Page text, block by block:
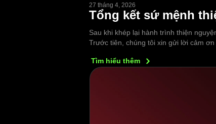
27 tháng 4, 2026
Tổng kết sứ mệnh
Sau khi khép lại hành trình thiện
Trước tiên, chúng tôi xin gửi lời cảm
Tìm hiểu thêm